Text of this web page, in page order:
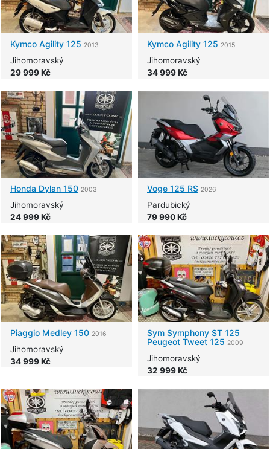
Kymco Agility 125 2013
Jihomoravský
29 999 Kč
Kymco Agility 125 2015
Jihomoravský
34 999 Kč
Honda Dylan 150 2003
Jihomoravský
24 999 Kč
Voge 125 RS 2026
Pardubický
79 990 Kč
Piaggio Medley 150 2016
Jihomoravský
34 999 Kč
Sym Symphony ST 125
Peugeot Tweet 125 2009
Jihomoravský
32 999 Kč